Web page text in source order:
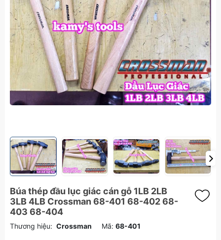
Búa thép đầu lục giác cán gỗ 1LB 2LB
3LB 4LB Crossman 68-401 68-402 68-
403 68-404
Thương hiệu: Crossman Mã: 68-401